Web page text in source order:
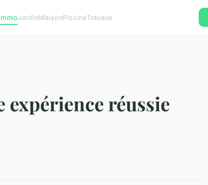
JardinMaisonPiscineTravaux
expérience réussie